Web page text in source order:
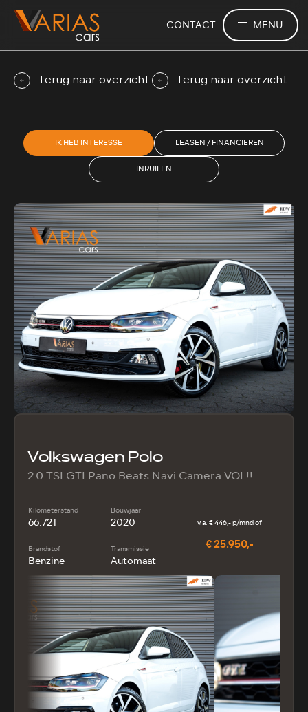
CONTACT MENU
Terug naar overzicht Terug naar overzicht
IK HEB INTERESSE LEASEN / FINANCIEREN
INRUILEN
Volkswagen Polo
2.0 TSI GTI Pano Beats Navi Camera VOL!!
Kilometerstand
66.721
Bouwjaar
2020
Brandstof
Benzine
Transmissie
Automaat
v.a. € 446,- p/mnd of
€ 25.950,-